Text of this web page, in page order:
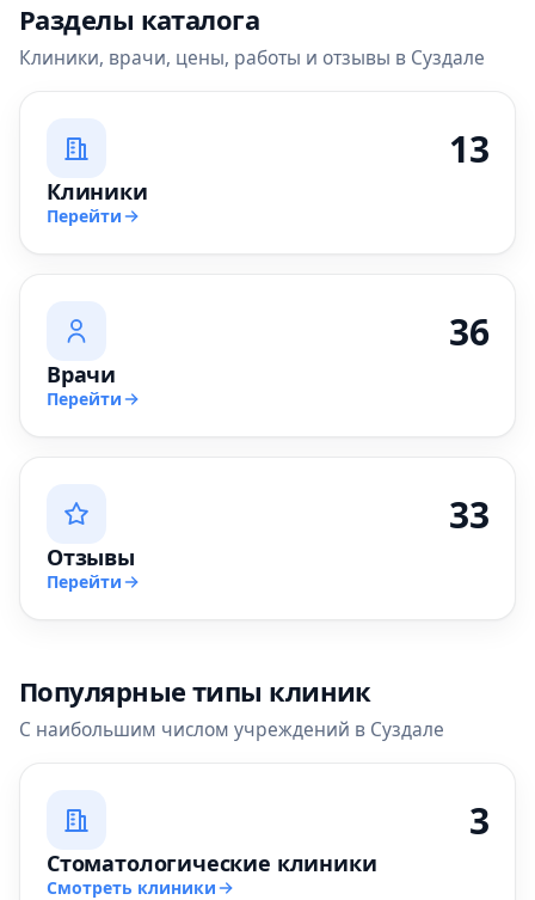
Разделы каталога
Клиники, врачи, цены, работы и отзывы в Суздале
13
Клиники
Перейти
36
Врачи
Перейти
33
Отзывы
Перейти
Популярные типы клиник
С наибольшим числом учреждений в Суздале
3
Стоматологические клиники
Смотреть клиники